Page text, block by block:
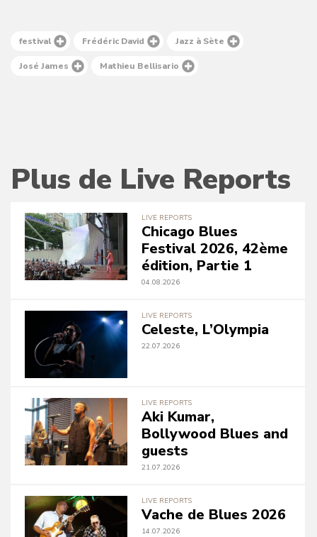
festival Frédéric David Jazz à Sète
José James Mathieu Bellisario
Plus de Live Reports
LIVE REPORTS
Chicago Blues
Festival 2026, 42ème
édition, Partie 1
04.08.2026
LIVE REPORTS
Celeste, L’Olympia
22.07.2026
LIVE REPORTS
Aki Kumar,
Bollywood Blues and
guests
21.07.2026
LIVE REPORTS
Vache de Blues 2026
14.07.2026